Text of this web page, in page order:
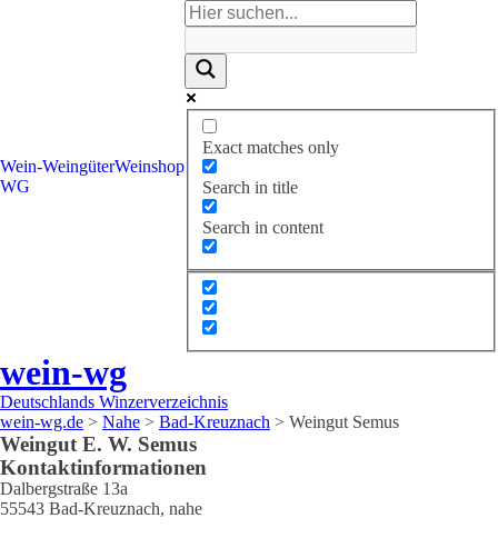
Wein-
WG
WeingüterWeinshop
Exact matches only
Search in title
Search in content
wein-wg
Deutschlands Winzerverzeichnis
wein-wg.de > Nahe > Bad-Kreuznach > Weingut Semus
Weingut E. W. Semus
Kontaktinformationen
Dalbergstraße 13a
55543 Bad-Kreuznach, nahe